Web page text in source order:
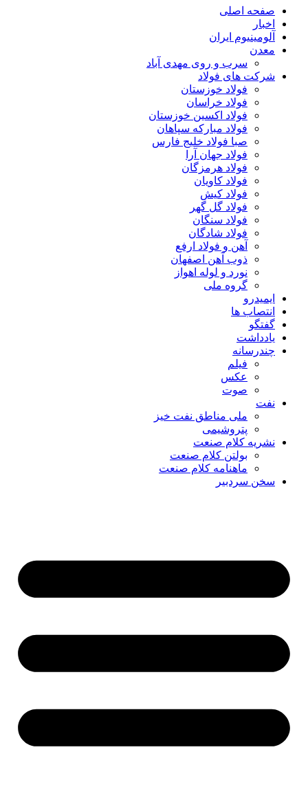
صفحه اصلی
اخبار
آلومینیوم ایران
معدن
سرب و روی مهدی آباد
شرکت های فولاد
فولاد خوزستان
فولاد خراسان
فولاد اکسین خوزستان
فولاد مبارکه سپاهان
صبا فولاد خلیج فارس
فولاد جهان آرا
فولاد هرمزگان
فولاد کاویان
فولاد کیش
فولاد گل گهر
فولاد سنگان
فولاد شادگان
آهن و فولاد ارفع
ذوب آهن اصفهان
نورد و لوله اهواز
گروه ملی
ایمیدرو
انتصاب ها
گفتگو
یادداشت
چندرسانه
فیلم
عکس
صوت
نفت
ملی مناطق نفت خیز
پتروشیمی
نشریه کلام صنعت
بولتن کلام صنعت
ماهنامه کلام صنعت
سخن سردبیر